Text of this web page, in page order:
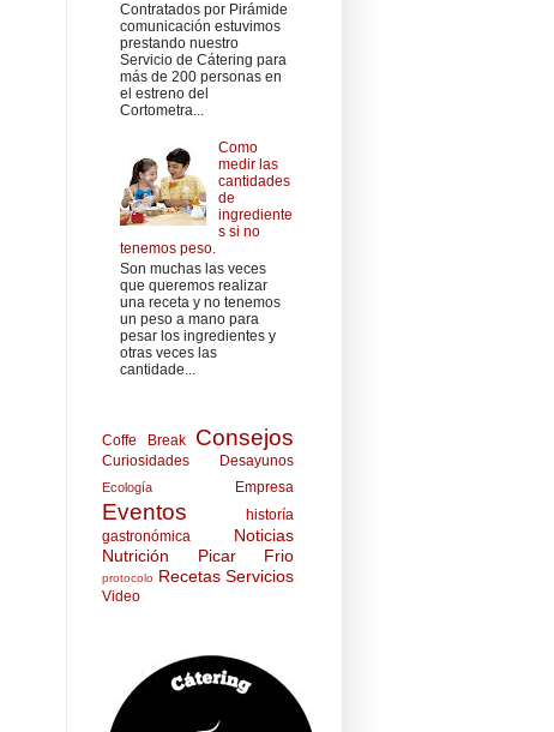
Contratados por Pirámide
comunicación estuvimos
prestando nuestro
Servicio de Cátering para
más de 200 personas en
el estreno del
Cortometra...
Como
medir las
cantidades
de
ingrediente
s si no
tenemos peso.
Son muchas las veces
que queremos realizar
una receta y no tenemos
un peso a mano para
pesar los ingredientes y
otras veces las
cantidade...
Coffe Break Consejos
Curiosidades Desayunos
Ecología Empresa
Eventos
historía
gastronómica Noticias
Nutrición Picar Frio
protocolo Recetas Servicios
Video